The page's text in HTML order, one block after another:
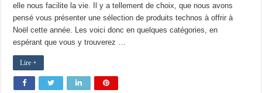
elle nous facilite la vie. Il y a tellement de choix, que nous avons
pensé vous présenter une sélection de produits technos à offrir à
Noël cette année. Les voici donc en quelques catégories, en
espérant que vous y trouverez …
Lire +